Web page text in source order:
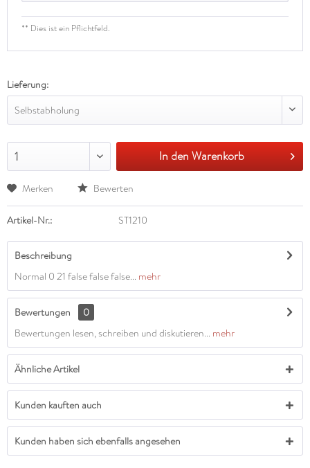
** Dies ist ein Pflichtfeld.
Lieferung:
Selbstabholung
1 In den Warenkorb
Merken Bewerten
Artikel-Nr.: ST1210
Beschreibung
Normal 0 21 false false false... mehr
Bewertungen
0
Bewertungen lesen, schreiben und diskutieren... mehr
Ähnliche Artikel
Kunden kauften auch
Kunden haben sich ebenfalls angesehen